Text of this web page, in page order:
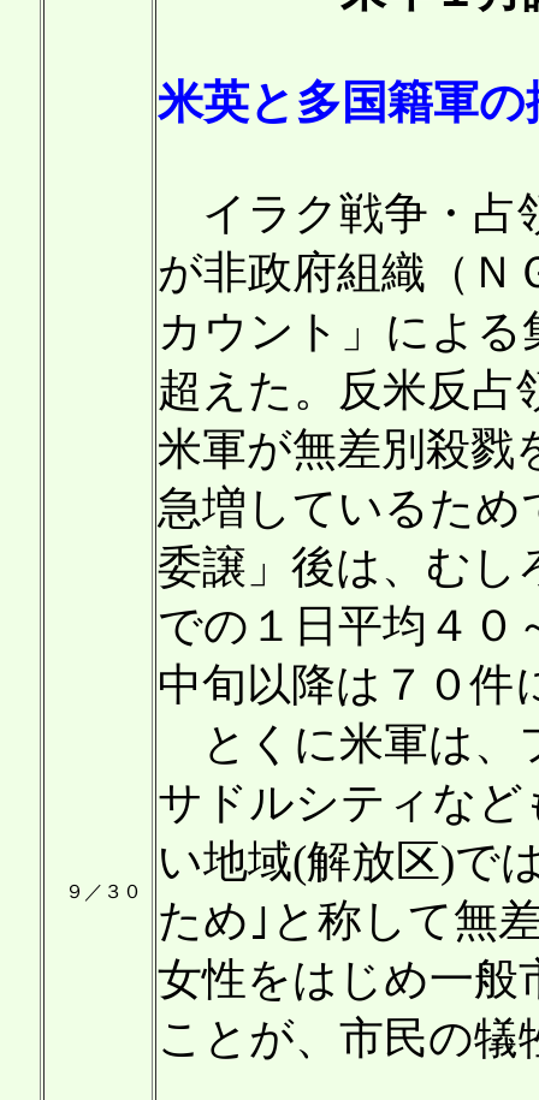
９／３０
米英と多国籍軍
イラク戦争・占
が非政府組織（Ｎ
カウント」による
超えた。反米反占
米軍が無差別殺戮
急増しているため
委譲」後は、むし
での１日平均４０
中旬以降は７０件
とくに米軍は、
サドルシティな
い地域(解放区)で
ため｣と称して無
女性をはじめ一般
ことが、市民の犠